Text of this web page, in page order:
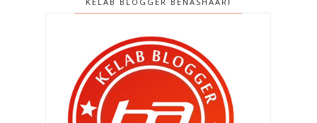
►Ogos 2015(63)
Jun 2015(89)
►Mei 2015 (105)
▼
April 2015
Pening nak pujuk mana !